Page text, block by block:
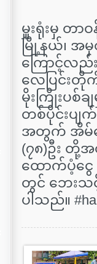
မှူးရုံးမှ တာ
မြို့နယ်၊ အ
ကြောင့်လည်
လေပြင်းတို
မိုးကြိုးပစ်
တစ်ပိုင်းပျ
အတွက် အိမ်ဆေ
(၇၈)ဦး တို့အ
ထောက်ပံ့ငွေ
တွင် ဘေးသင့်
ပါသည်။